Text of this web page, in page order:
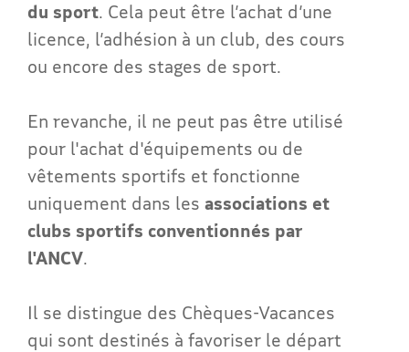
du sport. Cela peut être l’achat d’une
licence, l’adhésion à un club, des cours
ou encore des stages de sport.
En revanche, il ne peut pas être utilisé
pour l'achat d'équipements ou de
vêtements sportifs et fonctionne
uniquement dans les associations et
clubs sportifs conventionnés par
l'ANCV.
Il se distingue des Chèques-Vacances
qui sont destinés à favoriser le départ